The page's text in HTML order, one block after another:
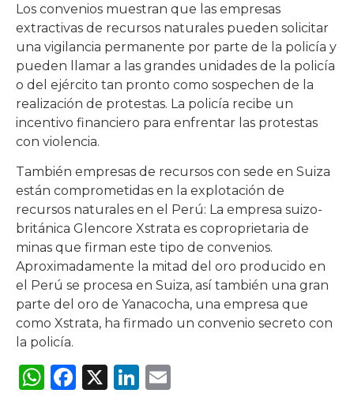
Los convenios muestran que las empresas
extractivas de recursos naturales pueden solicitar
una vigilancia permanente por parte de la policía y
pueden llamar a las grandes unidades de la policía
o del ejército tan pronto como sospechen de la
realización de protestas. La policía recibe un
incentivo financiero para enfrentar las protestas
con violencia.
También empresas de recursos con sede en Suiza
están comprometidas en la explotación de
recursos naturales en el Perú: La empresa suizo-
británica Glencore Xstrata es coproprietaria de
minas que firman este tipo de convenios.
Aproximadamente la mitad del oro producido en
el Perú se procesa en Suiza, así también una gran
parte del oro de Yanacocha, una empresa que
como Xstrata, ha firmado un convenio secreto con
la policía.
WhatsApp
Facebook
X LinkedIn